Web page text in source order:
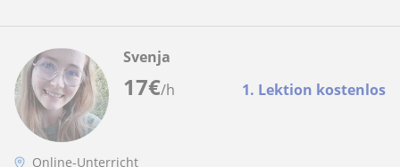
17€/h 1. Lektion kostenlos
Svenja
Online-Unterricht